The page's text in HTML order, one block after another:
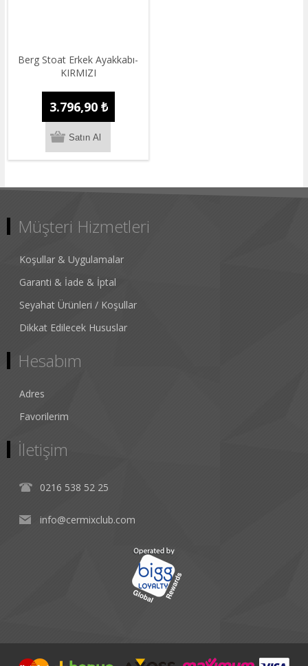
Berg Stoat Erkek Ayakkabı-
KIRMIZI
3.796,90 ₺
Müşteri Hizmetleri
Koşullar & Uygulamalar
Garanti & İade & İptal
Seyahat Ürünleri / Koşullar
Dikkat Edilecek Hususlar
Hesabım
Adres
Favorilerim
İletişim
0216 538 52 25
info@cermixclub.com